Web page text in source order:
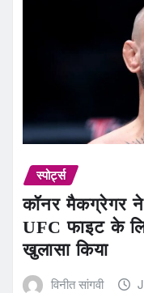
स्पोर्ट्स
कॉनर मैकग्रेगर
UFC फाइट के
खुलासा किया
विनीत सांगवी